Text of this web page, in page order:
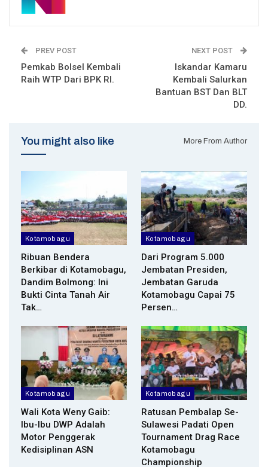
PREV POST
Pemkab Bolsel Kembali
Raih WTP Dari BPK RI.
NEXT POST
Iskandar Kamaru
Kembali Salurkan
Bantuan BST Dan BLT
DD.
You might also like More From Author
Kotamobagu
Ribuan Bendera
Berkibar di Kotamobagu,
Dandim Bolmong: Ini
Bukti Cinta Tanah Air
Tak…
Kotamobagu
Dari Program 5.000
Jembatan Presiden,
Jembatan Garuda
Kotamobagu Capai 75
Persen…
Kotamobagu
Wali Kota Weny Gaib:
Ibu-Ibu DWP Adalah
Motor Penggerak
Kedisiplinan ASN
Kotamobagu
Ratusan Pembalap Se-
Sulawesi Padati Open
Tournament Drag Race
Kotamobagu
Championship